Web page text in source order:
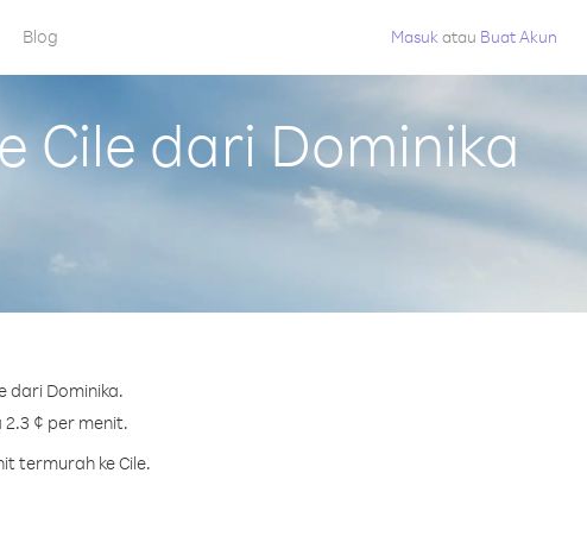
Blog Masuk atau Buat Akun
Cile dari Dominika
dari Dominika.
2.3 ¢ per menit.
termurah ke Cile.